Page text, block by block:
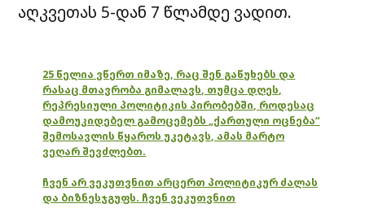
აღკვეთას 5-დან 7 წლამდე ვადით.
25 წელია ვწერთ იმაზე, რაც შენ გაწუხებს და
რასაც მთავრობა გიმალავს, თუმცა დღეს,
რეპრესიული პოლიტიკის პირობებში, როდესაც
დამოუკიდებელ გამოცემებს „ქართული ოცნება“
შემოსავლის წყაროს უკეტავს, ამას მარტო
ვეღარ შევძლებთ.
ჩვენ არ ვეკუთვნით არცერთ პოლიტიკურ ძალას
და ბიზნესჯგუფს. ჩვენ ვეკუთვნით